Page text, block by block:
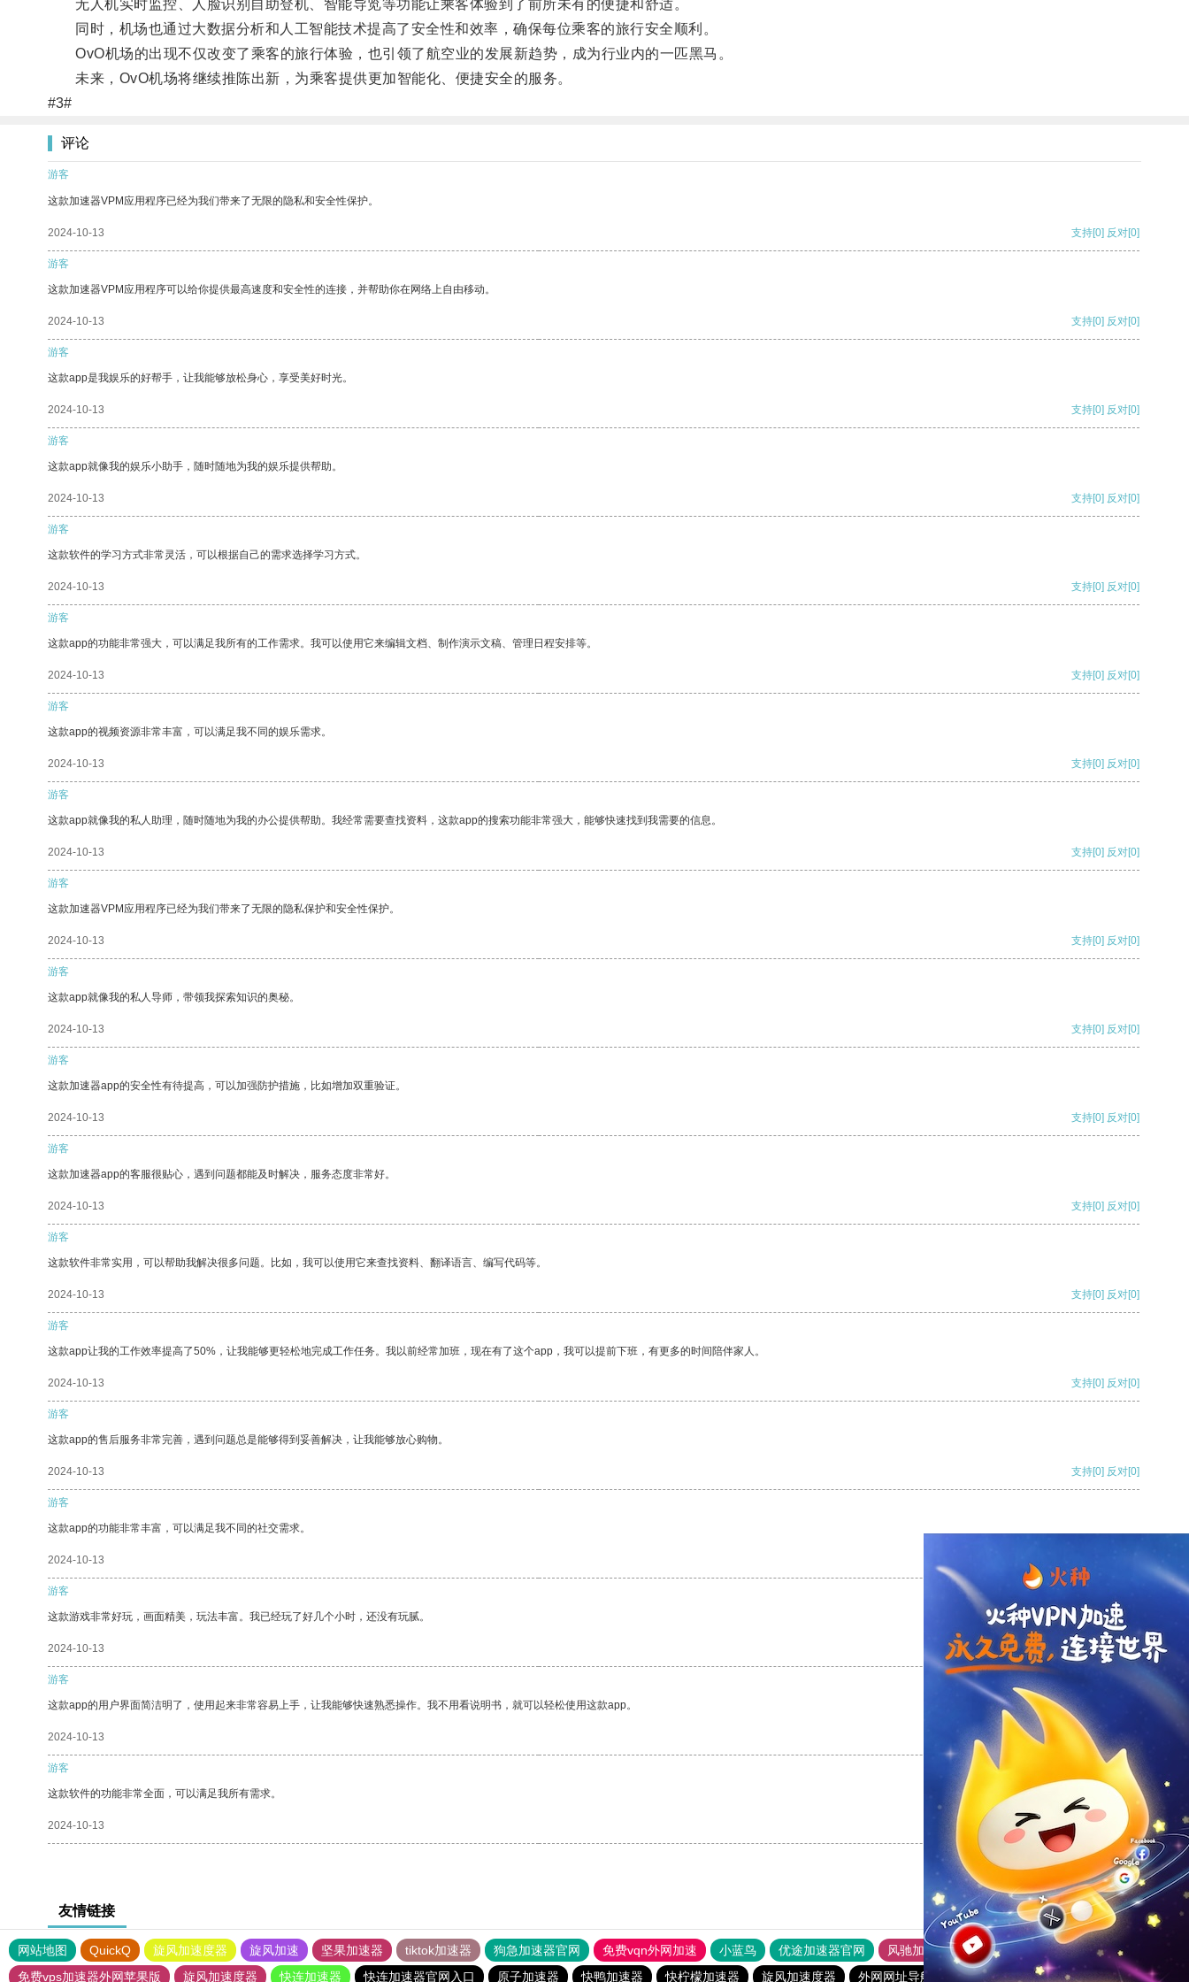
无人机实时监控、人脸识别自助登机、智能导览等功能让乘客体验到了前所未有的便捷和舒适。
同时，机场也通过大数据分析和人工智能技术提高了安全性和效率，确保每位乘客的旅行安全顺利。
OvO机场的出现不仅改变了乘客的旅行体验，也引领了航空业的发展新趋势，成为行业内的一匹黑马。
未来，OvO机场将继续推陈出新，为乘客提供更加智能化、便捷安全的服务。
#3#
评论
游客
这款加速器VPM应用程序已经为我们带来了无限的隐私和安全性保护。
2024-10-13 支持[0] 反对[0]
游客
这款加速器VPM应用程序可以给你提供最高速度和安全性的连接，并帮助你在网络上自由移动。
2024-10-13 支持[0] 反对[0]
游客
这款app是我娱乐的好帮手，让我能够放松身心，享受美好时光。
2024-10-13 支持[0] 反对[0]
游客
这款app就像我的娱乐小助手，随时随地为我的娱乐提供帮助。
2024-10-13 支持[0] 反对[0]
游客
这款软件的学习方式非常灵活，可以根据自己的需求选择学习方式。
2024-10-13 支持[0] 反对[0]
游客
这款app的功能非常强大，可以满足我所有的工作需求。我可以使用它来编辑文档、制作演示文稿、管理日程安排等。
2024-10-13 支持[0] 反对[0]
游客
这款app的视频资源非常丰富，可以满足我不同的娱乐需求。
2024-10-13 支持[0] 反对[0]
游客
这款app就像我的私人助理，随时随地为我的办公提供帮助。我经常需要查找资料，这款app的搜索功能非常强大，能够快速找到我需要的信息。
2024-10-13 支持[0] 反对[0]
游客
这款加速器VPM应用程序已经为我们带来了无限的隐私保护和安全性保护。
2024-10-13 支持[0] 反对[0]
游客
这款app就像我的私人导师，带领我探索知识的奥秘。
2024-10-13 支持[0] 反对[0]
游客
这款加速器app的安全性有待提高，可以加强防护措施，比如增加双重验证。
2024-10-13 支持[0] 反对[0]
游客
这款加速器app的客服很贴心，遇到问题都能及时解决，服务态度非常好。
2024-10-13 支持[0] 反对[0]
游客
这款软件非常实用，可以帮助我解决很多问题。比如，我可以使用它来查找资料、翻译语言、编写代码等。
2024-10-13 支持[0] 反对[0]
游客
这款app让我的工作效率提高了50%，让我能够更轻松地完成工作任务。我以前经常加班，现在有了这个app，我可以提前下班，有更多的时间陪伴家人。
2024-10-13 支持[0] 反对[0]
游客
这款app的售后服务非常完善，遇到问题总是能够得到妥善解决，让我能够放心购物。
2024-10-13 支持[0] 反对[0]
游客
这款app的功能非常丰富，可以满足我不同的社交需求。
2024-10-13
游客
这款游戏非常好玩，画面精美，玩法丰富。我已经玩了好几个小时，还没有玩腻。
2024-10-13 支持 [0] 反对[0]
游客
这款app的用户界面简洁明了，使用起来非常容易上手，让我能够快速熟悉操作。我不用看说明书，就可以轻松使用这款app。
2024-10-13 支持[0] 反对
游客
这款软件的功能非常全面，可以满足我所有需求。
2024-10-13 支持[0] 反对[0]
友情链接
网站地图 QuickQ 旋风加速度器 旋风加速 坚果加速器 tiktok加速器 狗急加速器官网 免费vqn外网加速 小蓝鸟 优途加速器官网 风驰加速器
旋风加速器
免费vps加速器外网苹果版
旋风加速度器 快连加速器 快连加速器官网入口 原子加速器 快鸭加速器 快柠檬加速器 旋风加速度器 外网网址导航 软件中心 雷霆加速 狂飙加速器